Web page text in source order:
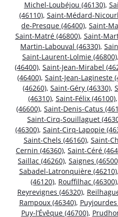
Michel-Loubéjou (46130),
(46110), Saint-Médard-
de-Presque (46400), Saint-
Saint-Matré (46800), Saint-
Martin-Labouval (46330),
Saint-Laurent-Lolmie (46800),
(46400), Saint-Jean-Mirabel
(46400), Saint-Jean-Lagineste
(46260), Saint-Géry (46330),
(46310), Saint-Félix (46100),
(46600), Saint-Denis-Catus
Saint-Cirq-Souillaguet
(46300), Saint-Cirq-Lapopie
Saint-Chels (46160), Saint-
Cernin (46360), Saint-Céré
Saillac (46260), Saignes
Sabadel-Latronquière (46210),
(46120), Rouffilhac (46300),
Reyrevignes (46320),
Rampoux (46340),
Puy-l’Évêque (46700),